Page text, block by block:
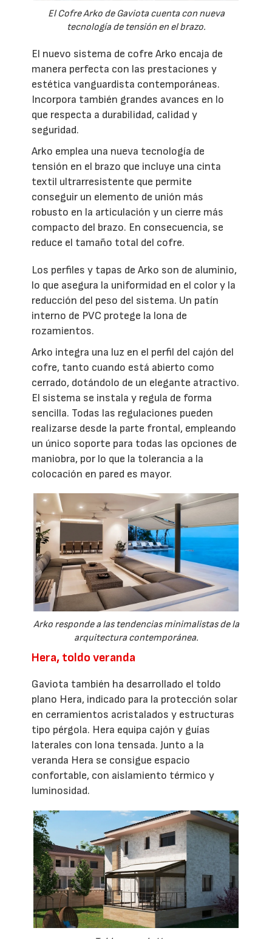
El Cofre Arko de Gaviota cuenta con nueva
tecnología de tensión en el brazo.
El nuevo sistema de cofre Arko encaja de
manera perfecta con las prestaciones y
estética vanguardista contemporáneas.
Incorpora también grandes avances en lo
que respecta a durabilidad, calidad y
seguridad.
Arko emplea una nueva tecnología de
tensión en el brazo que incluye una cinta
textil ultrarresistente que permite
conseguir un elemento de unión más
robusto en la articulación y un cierre más
compacto del brazo. En consecuencia, se
reduce el tamaño total del cofre.
Los perfiles y tapas de Arko son de aluminio,
lo que asegura la uniformidad en el color y la
reducción del peso del sistema. Un patín
interno de PVC protege la lona de
rozamientos.
Arko integra una luz en el perfil del cajón del
cofre, tanto cuando está abierto como
cerrado, dotándolo de un elegante atractivo.
El sistema se instala y regula de forma
sencilla. Todas las regulaciones pueden
realizarse desde la parte frontal, empleando
un único soporte para todas las opciones de
maniobra, por lo que la tolerancia a la
colocación en pared es mayor.
Arko responde a las tendencias minimalistas de la
arquitectura contemporánea.
Hera, toldo veranda
Gaviota también ha desarrollado el toldo
plano Hera, indicado para la protección solar
en cerramientos acristalados y estructuras
tipo pérgola. Hera equipa cajón y guías
laterales con lona tensada. Junto a la
veranda Hera se consigue espacio
confortable, con aislamiento térmico y
luminosidad.